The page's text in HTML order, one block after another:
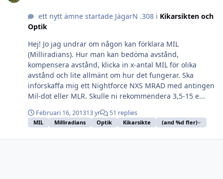
ett nytt ämne startade JägarN .308 i Kikarsikten och
Optik
Hej! Jo jag undrar om någon kan förklara MIL
(Milliradians). Hur man kan bedöma avstånd,
kompensera avstånd, klicka in x-antal MIL för olika
avstånd och lite allmänt om hur det fungerar. Ska
införskaffa mig ett Nightforce NXS MRAD med antingen
Mil-dot eller MLR. Skulle ni rekommendera 3,5-15 e...
Februari 16, 201313 yr 51 replies
MIL Milliradians Optik Kikarsikte (and %d fler)